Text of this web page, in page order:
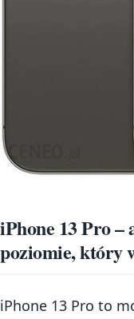
iPhone 13 Pro
poziomie, który
iPhone 13 Pro to